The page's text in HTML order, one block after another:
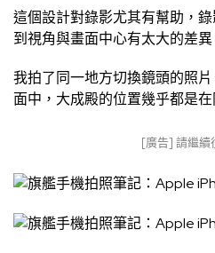
這個設計對錄影尤其有幫助，
到視角與畫面中心有太大的差異
我拍了同一地方切換鏡頭的照
面中，大成殿的位置幾乎都是在
[廣告] 請繼續